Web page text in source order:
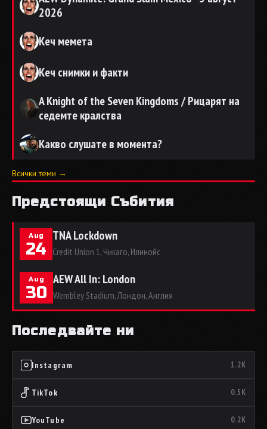
2026
Кеч мемета
Кеч снимки и факти
A Knight of the Seven Kingdoms / Рицарят на
седемте кралства
Какво слушате в момента?
Всички теми →
Предстоящи Събития
Aug
24
TNA Lockdown
Credit Union 1, Чикаго, Илинойс
Aug
30
AEW All In: London
Wembley Stadium, Лондон, Англия
Последвайте ни
Instagram 1.2K
TikTok 0.5K
YouTube 0.2K